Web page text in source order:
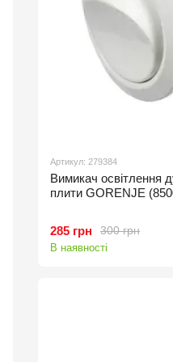
Артикул: 279384
Вимикач освітлення
плити GORENJE
300 грн
285 грн
В наявності